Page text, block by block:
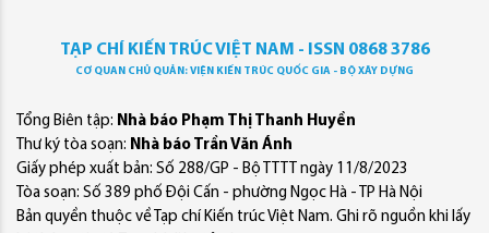
TẠP CHÍ KIẾN TRÚC VIỆT NAM - ISSN 0868 3786
CƠ QUAN CHỦ QUẢN: VIỆN KIẾN TRÚC QUỐC GIA - BỘ XÂY DỰNG
Tổng Biên tập: Nhà báo Phạm Thị Thanh Huyền
Thư ký tòa soạn: Nhà báo Trần Văn Ánh
Giấy phép xuất bản: Số 288/GP - Bộ TTTT ngày 11/8/2023
Tòa soạn: Số 389 phố Đội Cấn - phường Ngọc Hà - TP Hà Nội
Bản quyền thuộc về Tạp chí Kiến trúc Việt Nam. Ghi rõ nguồn khi lấy